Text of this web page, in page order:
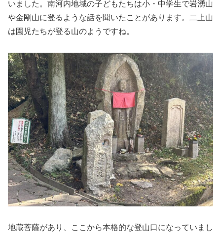
いました。南河内地域の子どもたちは小・中学生で岩湧山
や金剛山に登るような話を聞いたことがあります。二上山
は園児たちが登る山のようですね。
地蔵菩薩があり、ここから本格的な登山口になっていまし